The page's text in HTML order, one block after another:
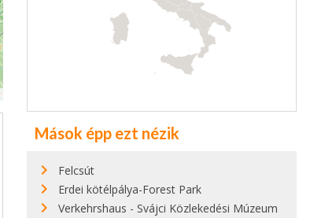
Mások épp ezt nézik
Felcsút
Erdei kötélpálya-Forest Park
Verkehrshaus - Svájci Közlekedési Múzeum